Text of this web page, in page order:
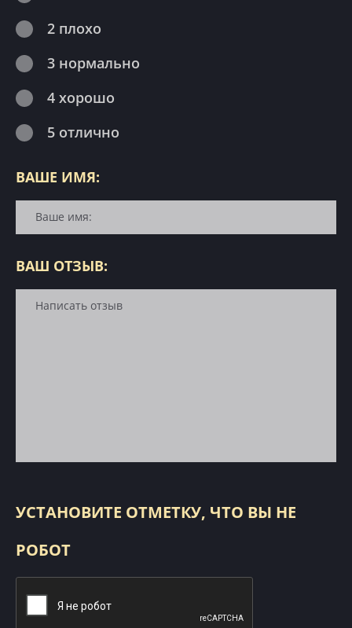
2 плохо
3 нормально
4 хорошо
5 отлично
ВАШЕ ИМЯ:
ВАШ ОТЗЫВ:
УСТАНОВИТЕ ОТМЕТКУ, ЧТО ВЫ НЕ
РОБОТ